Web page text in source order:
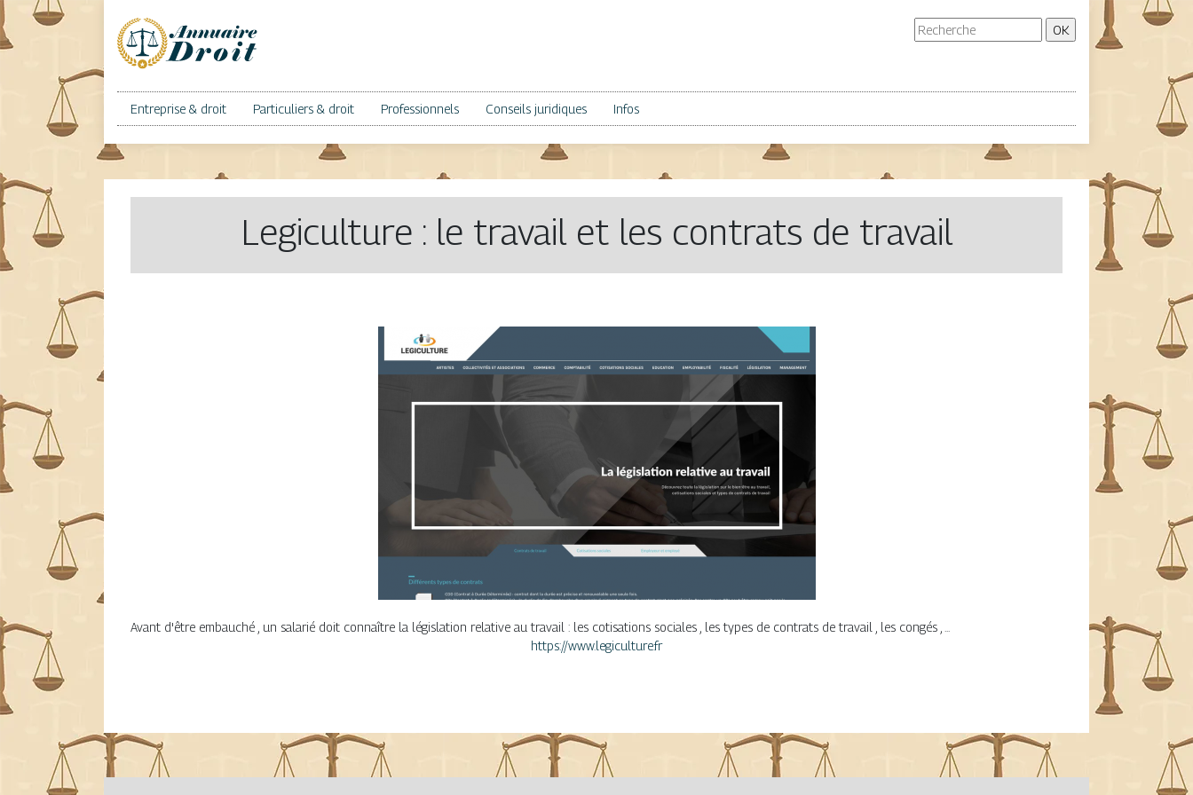
Entreprise & droit Particuliers & droit Professionnels Conseils juridiques Infos
Legiculture : le travail et les contrats de travail
Avant d'être embauché , un salarié doit connaître la législation relative au travail : les cotisations sociales , les types de contrats de travail , les congés , ...
https://www.legiculture.fr